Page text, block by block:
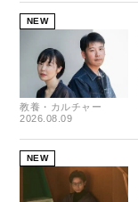
NEW
教養・カルチャー
2026.08.09
NEW